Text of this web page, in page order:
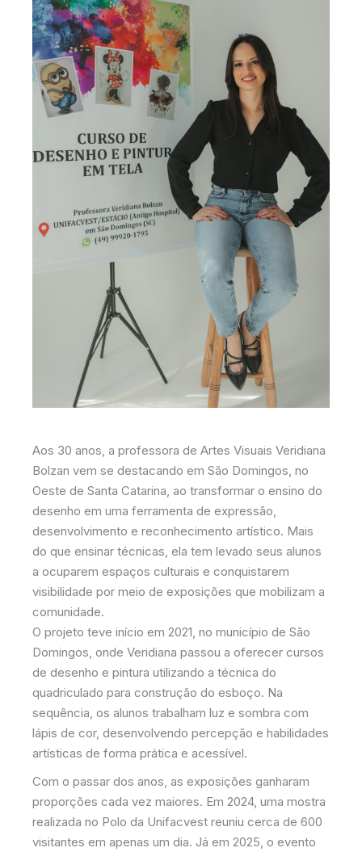
Aos 30 anos, a professora de Artes Visuais Veridiana
Bolzan vem se destacando em São Domingos, no
Oeste de Santa Catarina, ao transformar o ensino do
desenho em uma ferramenta de expressão,
desenvolvimento e reconhecimento artístico. Mais
do que ensinar técnicas, ela tem levado seus alunos
a ocuparem espaços culturais e conquistarem
visibilidade por meio de exposições que mobilizam a
comunidade.
O projeto teve início em 2021, no município de São
Domingos, onde Veridiana passou a oferecer cursos
de desenho e pintura utilizando a técnica do
quadriculado para construção do esboço. Na
sequência, os alunos trabalham luz e sombra com
lápis de cor, desenvolvendo percepção e habilidades
artísticas de forma prática e acessível.
Com o passar dos anos, as exposições ganharam
proporções cada vez maiores. Em 2024, uma mostra
realizada no Polo da Unifacvest reuniu cerca de 600
visitantes em apenas um dia. Já em 2025, o evento